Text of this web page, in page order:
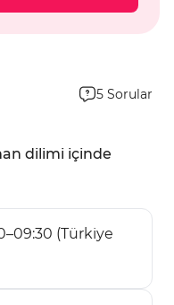
5 Sorular
dilimi içinde
(Türkiye